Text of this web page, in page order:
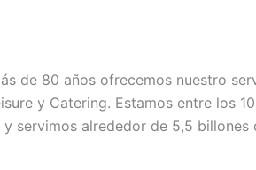
de 80 años ofrecemos nuestro
y Catering. Estamos entre los
servimos alrededor de 5,5 billones